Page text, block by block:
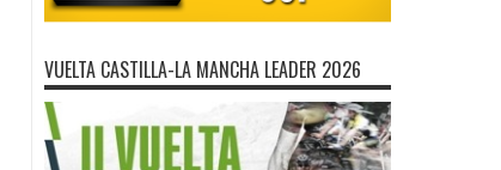
VUELTA CASTILLA-LA MANCHA LEADER 2026